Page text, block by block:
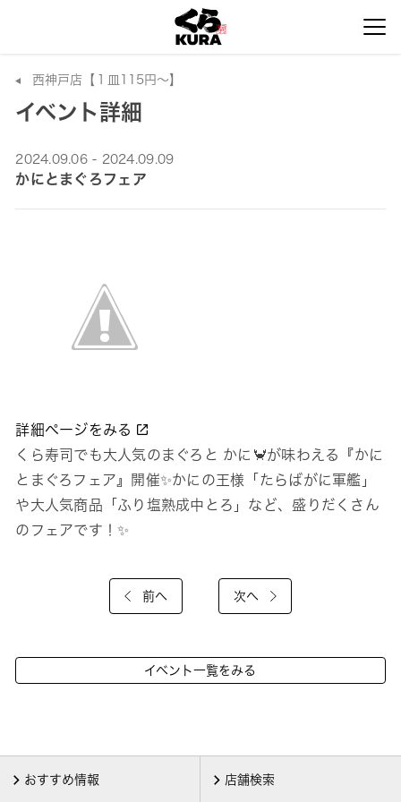
西神戸店【１皿115円～】
イベント詳細
2024.09.06 - 2024.09.09
かにとまぐろフェア
詳細ページをみる
くら寿司でも大人気のまぐろと かに🦀が味わえる『かに
とまぐろフェア』開催✨かにの王様「たらばがに軍艦」
や大人気商品「ふり塩熟成中とろ」など、盛りだくさん
のフェアです！✨
前へ 次へ
イベント一覧をみる
おすすめ情報 店舗検索